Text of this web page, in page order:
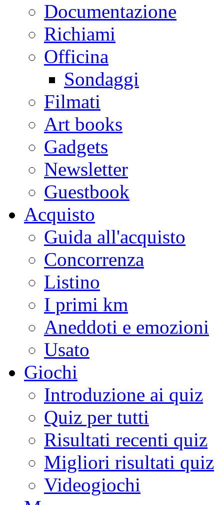
Documentazione
Richiami
Officina
Sondaggi
Filmati
Art books
Gadgets
Newsletter
Guestbook
Acquisto
Guida all'acquisto
Concorrenza
Listino
I primi km
Aneddoti e emozioni
Usato
Giochi
Introduzione ai quiz
Quiz per tutti
Risultati recenti quiz
Migliori risultati quiz
Videogiochi